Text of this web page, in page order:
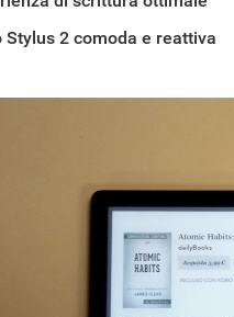
Stylus 2 comoda e reattiva